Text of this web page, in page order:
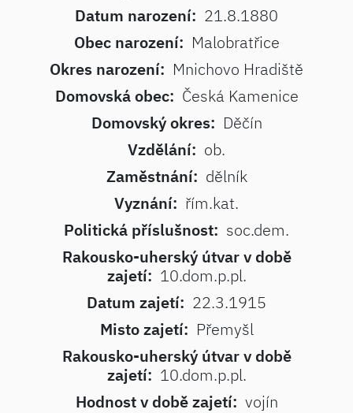
Datum narození: 21.8.1880
Obec narození: Malobratřice
Okres narození: Mnichovo Hradiště
Domovská obec: Česká Kamenice
Domovský okres: Děčín
Vzdělání: ob.
Zaměstnání: dělník
Vyznání: řím.kat.
Politická příslušnost: soc.dem.
Rakousko-uherský útvar v době
zajetí: 10.dom.p.pl.
Datum zajetí: 22.3.1915
Misto zajetí: Přemyšl
Rakousko-uherský útvar v době
zajetí: 10.dom.p.pl.
Hodnost v době zajetí: vojín